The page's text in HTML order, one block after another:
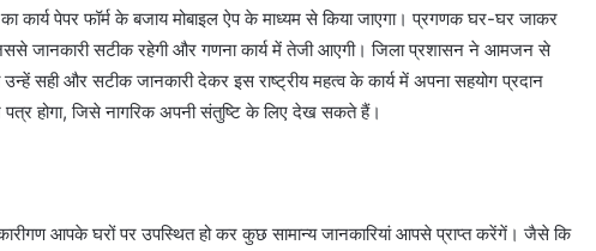
कार्य पेपर फॉर्म के बजाय मोबाइल ऐप के माध्यम से किया जाएगा। प्रगणक घर-घर जाकर
जानकारी सटीक रहेगी और गणना कार्य में तेजी आएगी। जिला प्रशासन ने आमजन से
सही और सटीक जानकारी देकर इस राष्ट्रीय महत्व के कार्य में अपना सहयोग प्रदान
होगा, जिसे नागरिक अपनी संतुष्टि के लिए देख सकते हैं।
आपके घरों पर उपस्थित हो कर कुछ सामान्य जानकारियां आपसे प्राप्त करेंगें। जैसे कि